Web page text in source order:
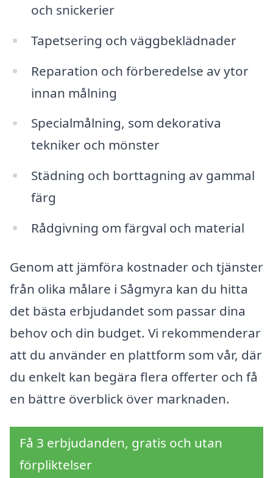
och snickerier
Tapetsering och väggbeklädnader
Reparation och förberedelse av ytor
innan målning
Specialmålning, som dekorativa
tekniker och mönster
Städning och borttagning av gammal
färg
Rådgivning om färgval och material
Genom att jämföra kostnader och tjänster
från olika målare i Sågmyra kan du hitta
det bästa erbjudandet som passar dina
behov och din budget. Vi rekommenderar
att du använder en plattform som vår, där
du enkelt kan begära flera offerter och få
en bättre överblick över marknaden.
Få 3 erbjudanden, gratis och utan
förpliktelser